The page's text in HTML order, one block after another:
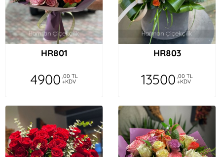
HR801
4900 ,00 TL
+KDV
HR803
13500 ,00 TL
+KDV